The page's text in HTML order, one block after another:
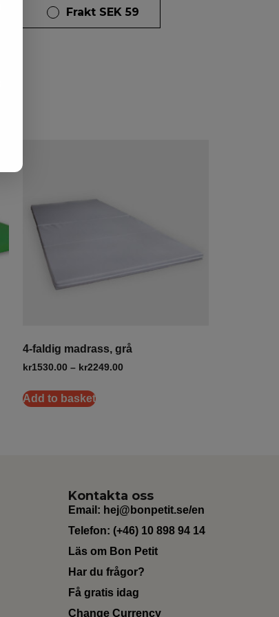
Frakt SEK 59
4-faldig madrass, grå
kr1530.00 – kr2249.00
Add to basket
Kontakta oss
Email: hej@bonpetit.se/en
Telefon: (+46) 10 898 94 14
Läs om Bon Petit
Har du frågor?
Få gratis idag
Change Currency